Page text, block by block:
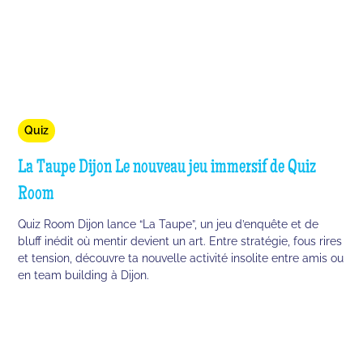
Quiz
La Taupe Dijon Le nouveau jeu immersif de Quiz
Room
Quiz Room Dijon lance “La Taupe”, un jeu d’enquête et de
bluff inédit où mentir devient un art. Entre stratégie, fous rires
et tension, découvre ta nouvelle activité insolite entre amis ou
en team building à Dijon.